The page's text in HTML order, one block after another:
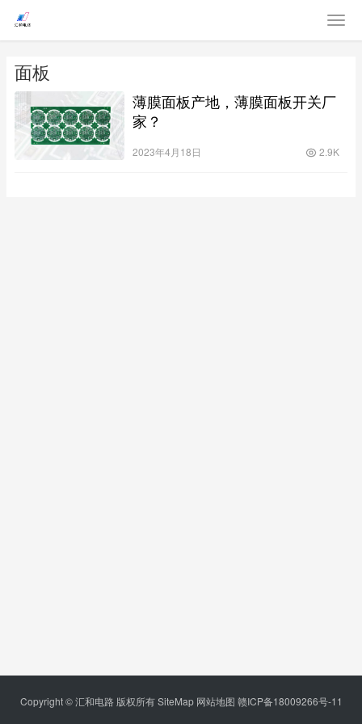
面板
薄膜面板产地，薄膜面板开关厂
家？
2023年4月18日 2.9K
Copyright © 汇和电路 版权所有SiteMap 网站地图 赣ICP备18009266号-11